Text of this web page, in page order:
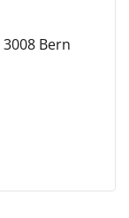
3008 Bern